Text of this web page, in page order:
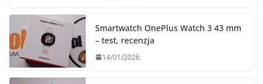
Smartwatch OnePlus Watch 3 43 mm
– test, recenzja
14/01/2026